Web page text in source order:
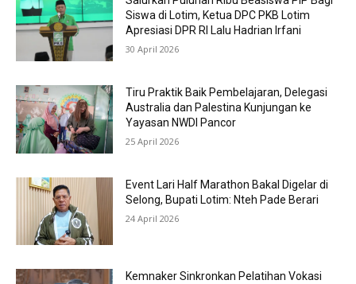
Siswa di Lotim, Ketua DPC PKB Lotim
Apresiasi DPR RI Lalu Hadrian Irfani
30 April 2026
Tiru Praktik Baik Pembelajaran, Delegasi
Australia dan Palestina Kunjungan ke
Yayasan NWDI Pancor
25 April 2026
Event Lari Half Marathon Bakal Digelar di
Selong, Bupati Lotim: Nteh Pade Berari
24 April 2026
Kemnaker Sinkronkan Pelatihan Vokasi